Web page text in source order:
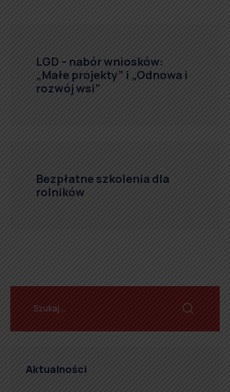
LGD – nabór wniosków:
„Małe projekty” i „Odnowa i
rozwój wsi”
Bezpłatne szkolenia dla
rolników
Aktualności